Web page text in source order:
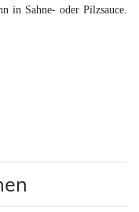
in Sahne- oder Pilzsauce.